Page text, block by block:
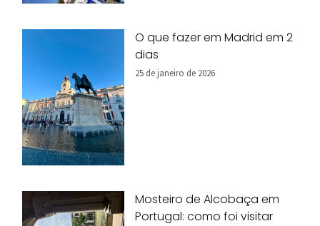
O que fazer em Madrid em 2
dias
25 de janeiro de 2026
Mosteiro de Alcobaça em
Portugal: como foi visitar